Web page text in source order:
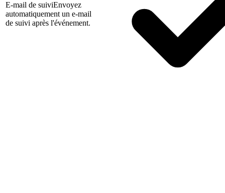
E-mail de suiviEnvoyez
automatiquement un e-mail
de suivi après l'événement.